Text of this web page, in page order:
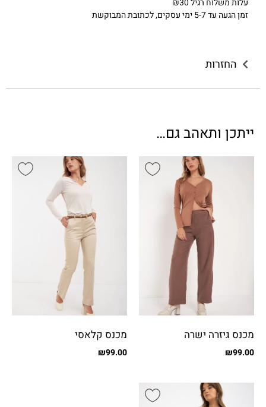
זמן הגעה עד 5-7 ימי עסקים, לכתובת המבוקשת
החזרות
ייתכן ותאהב גם…
מכנס גיזרה ישרה
₪99.00
מכנס קלאסי
₪99.00